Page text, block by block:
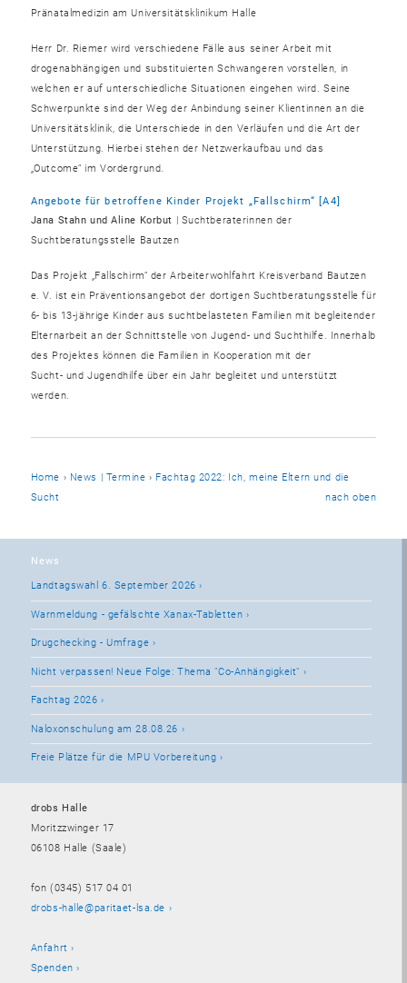
Pränatalmedizin am Universitätsklinikum Halle
Herr Dr. Riemer wird verschiedene Fälle aus seiner Arbeit mit
drogenabhängigen und substituierten Schwangeren vorstellen, in
welchen er auf unterschiedliche Situationen eingehen wird. Seine
Schwerpunkte sind der Weg der Anbindung seiner Klientinnen an die
Universitätsklinik, die Unterschiede in den Verläufen und die Art der
Unterstützung. Hierbei stehen der Netzwerkaufbau und das
„Outcome“ im Vordergrund.
Angebote für betroffene Kinder Projekt „Fallschirm“ [A4]
Jana Stahn und Aline Korbut | Suchtberaterinnen der
Suchtberatungsstelle Bautzen
Das Projekt „Fallschirm“ der Arbeiterwohlfahrt Kreisverband Bautzen
e. V. ist ein Präventionsangebot der dortigen Suchtberatungsstelle für
6- bis 13-jährige Kinder aus suchtbelasteten Familien mit begleitender
Elternarbeit an der Schnittstelle von Jugend- und Suchthilfe. Innerhalb
des Projektes können die Familien in Kooperation mit der
Sucht- und Jugendhilfe über ein Jahr begleitet und unterstützt
werden.
Home › News | Termine › Fachtag 2022: Ich, meine Eltern und die
Sucht
nach oben
News
Landtagswahl 6. September 2026
Warnmeldung - gefälschte Xanax-Tabletten
Drugchecking - Umfrage
Nicht verpassen! Neue Folge: Thema "Co-Anhängigkeit"
Fachtag 2026
Naloxonschulung am 28.08.26
Freie Plätze für die MPU Vorbereitung
drobs Halle
Moritzzwinger 17
06108 Halle (Saale)
fon (0345) 517 04 01
drobs-halle@paritaet-lsa.de
Anfahrt
Spenden